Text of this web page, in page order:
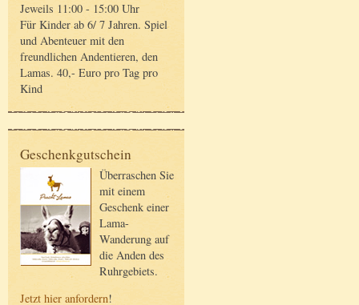
Jeweils 11:00 - 15:00 Uhr
Für Kinder ab 6/ 7 Jahren. Spiel
und Abenteuer mit den
freundlichen Andentieren, den
Lamas. 40,- Euro pro Tag pro
Kind
Geschenkgutschein
Überraschen Sie
mit einem
Geschenk einer
Lama-
Wanderung auf
die Anden des
Ruhrgebiets.
Jetzt hier anfordern!